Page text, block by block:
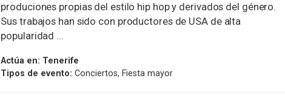
produciones propias del estilo hip hop y derivados del género.
Sus trabajos han sido con productores de USA de alta
popularidad ...
Actúa en: Tenerife
Tipos de evento: Conciertos, Fiesta mayor